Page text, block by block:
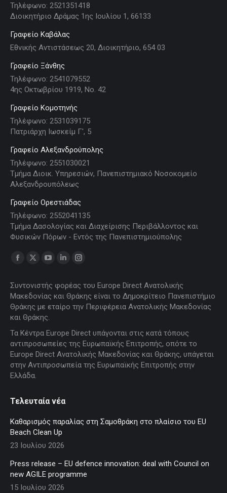
Τηλέφωνο: 2521351418
Διοικητήριο Δράμας 1ης Ιουλίου 1, 66133
Γραφείο Καβάλας
Εθνικής Αντιστάσεως 20, Διοικητήριο, 654 03
Γραφείο Ξάνθης
Τηλέφωνο: 2541079552
4ης Οκτωβρίου 1919, Νο. 42
Γραφείο Κομοτηνής
Τηλέφωνο: 2531039175
Πατριάρχη Ιωσκείμ Γ', 5
Γραφείο Αλεξανδρούπολης
Τηλέφωνο: 2551030021
Τμήμα Διοικ. Υπηρεσιών, Πανεπιστημιακό Νοσοκομείο
Αλεξανδρουπόλεως
Γραφείο Ορεστιάδας
Τηλέφωνο: 2552041135
Τμήμα Δασολογίας και Διαχείρισης Περιβάλλοντος και
Φυσικών Πόρων - Εντός της Πανεπιστημιούπολης
Find us on:
Facebook
opens
in
new
window
X
opens
new
window
YouTube
opens
in
new
window
Linkedin
opens
window
Instagram
opens
window
Συντονιστής φορέας του Europe Direct Ανατολικής
Μακεδονίας και Θράκης είναι το Δημοκρίτειο Πανεπιστήμιο
Θράκης με εταίρο την Περιφέρεια Ανατολικής Μακεδονίας
και Θράκης.
Τα Κέντρα Europe Direct υπάγονται στις κατά τόπους
αντιπροσωπείες της Ευρωπαϊκής Επιτροπής, οπότε το
Europe Direct Ανατολικής Μακεδονίας και Θράκης, υπάγεται
στην Αντιπροσωπεία της Ευρωπαϊκής Επιτροπής στην
Ελλάδα.
Τελευταία νέα
Καθαρισμός παραλίας στη Σαμοθράκη στο πλαίσιο του EU
Beach Clean Up
23 Ιουλίου 2026
Press release – EU defence innovation: deal with Council on
new AGILE programme
15 Ιουλίου 2026